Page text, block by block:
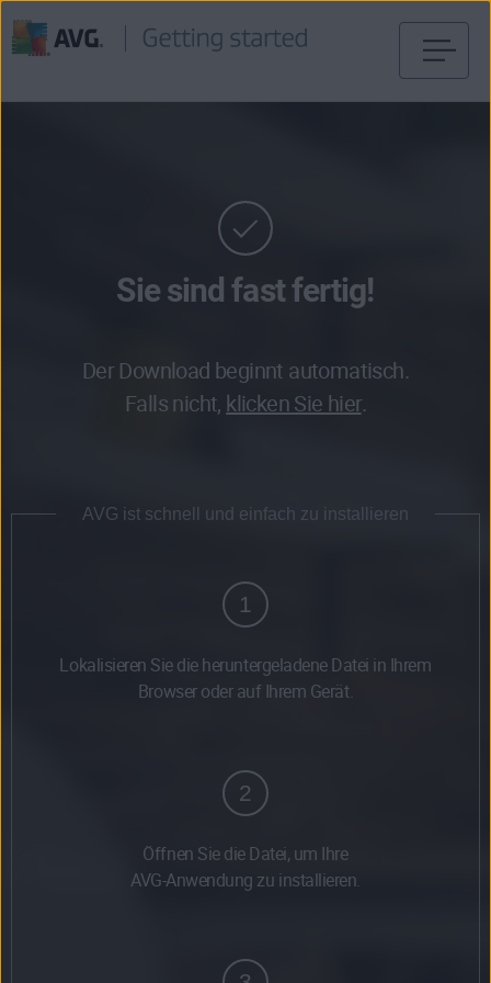
Sie sind fast fertig!
Der Download beginnt automatisch.
Falls nicht, klicken Sie hier.
AVG ist schnell und einfach zu installieren
1
Lokalisieren Sie die heruntergeladene Datei in Ihrem
Browser oder auf Ihrem Gerät.
2
Öffnen Sie die Datei, um Ihre
AVG-Anwendung zu installieren.